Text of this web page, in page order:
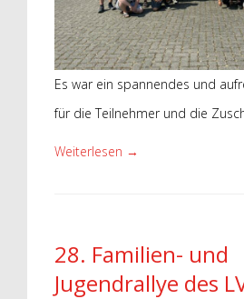
Es war ein spannendes und
für die Teilnehmer und die
Weiterlesen →
28. Familien- und
Jugendrallye des